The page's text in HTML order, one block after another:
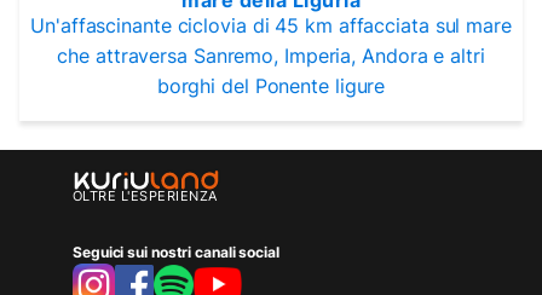
Un'affascinante ciclovia di 45 km affacciata sul mare
che attraversa Sanremo, Imperia, Andora e altri
borghi del Ponente ligure
OLTRE L'ESPERIENZA
Seguici sui nostri canali social